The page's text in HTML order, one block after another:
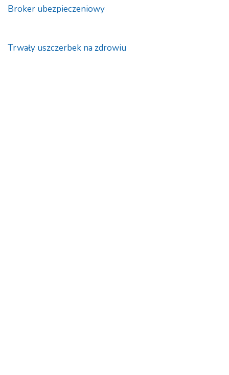
Broker ubezpieczeniowy
Trwały uszczerbek na zdrowiu